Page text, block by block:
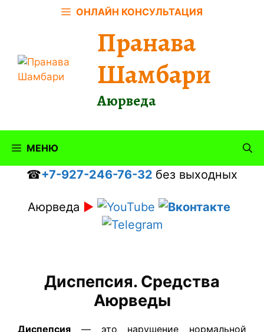
ОНЛАЙН КОНСУЛЬТАЦИЯ
Пранава
Шамбари
Аюрведа
МЕНЮ
☎+7-927-246-76-32 без выходных
Аюрведа ►
Диспепсия. Средства
Аюрведы
Диспепсия — это нарушение нормальной